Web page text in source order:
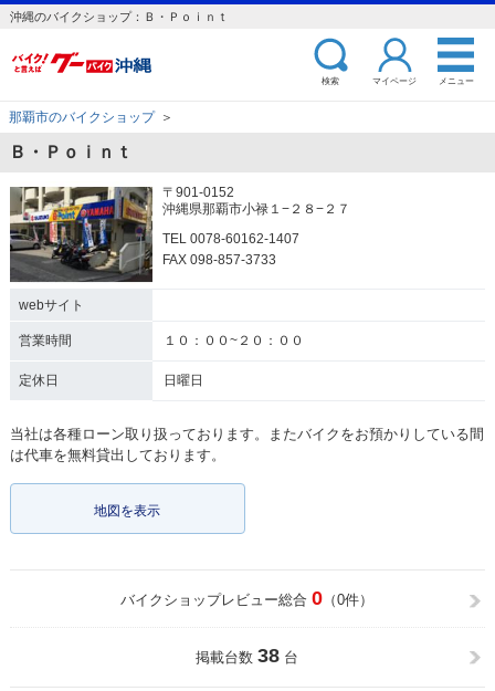
沖縄のバイクショップ：Ｂ・Ｐｏｉｎｔ
検索 マイページ メニュー
那覇市のバイクショップ ＞
Ｂ・Ｐｏｉｎｔ
〒901-0152
沖縄県那覇市小禄１−２８−２７
TEL 0078-60162-1407
FAX 098-857-3733
webサイト
営業時間 １０：００~２０：００
定休日 日曜日
当社は各種ローン取り扱っております。またバイクをお預かりしている間
は代車を無料貸出しております。
地図を表示
バイクショップレビュー総合 0 （0件）
掲載台数 38 台